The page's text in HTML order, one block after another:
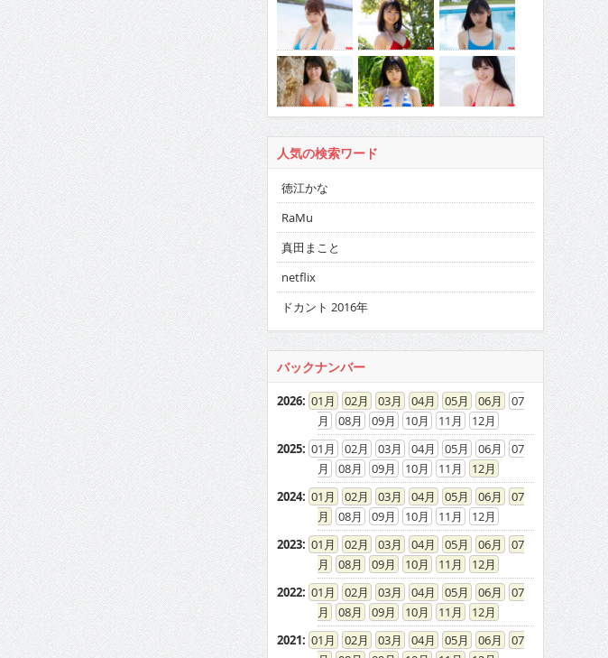
人気の検索ワード
徳江かな
RaMu
真田まこと
netflix
ドカント 2016年
バックナンバー
2026: 01 02 03 04 05 06
07
08
09 10 11
12
2025: 01 02 03 04 05 06
07
08
09 10 11
12
2024: 01 02 03 04 05 06
07
08
09 10 11
12
2023: 01 02 03 04 05 06
07
08
09 10 11
12
2022: 01 02 03 04 05 06
07
08
09 10 11
12
2021: 01 02 03 04 05 06
07